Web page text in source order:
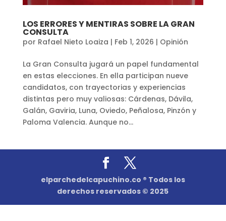
LOS ERRORES Y MENTIRAS SOBRE LA GRAN
CONSULTA
por Rafael Nieto Loaiza | Feb 1, 2026 | Opinión
La Gran Consulta jugará un papel fundamental
en estas elecciones. En ella participan nueve
candidatos, con trayectorias y experiencias
distintas pero muy valiosas: Cárdenas, Dávila,
Galán, Gaviria, Luna, Oviedo, Peñalosa, Pinzón y
Paloma Valencia. Aunque no...
elparchedelcapuchino.co ® Todos los
derechos reservados © 2025